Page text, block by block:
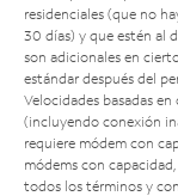
residenciales (que no
30 días) y que estén al
son adicionales en
estándar después del
Velocidades basadas
(incluyendo conexión
requiere módem con
módems con
todos los términos y